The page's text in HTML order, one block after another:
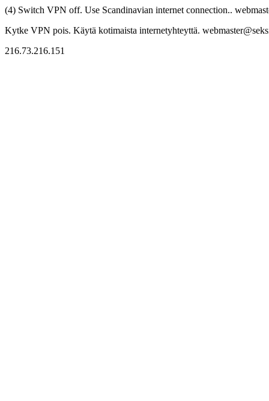
(4) Switch VPN off. Use Scandinavian internet connection..
Kytke VPN pois. Käytä kotimaista internetyhteyttä.
216.73.216.151